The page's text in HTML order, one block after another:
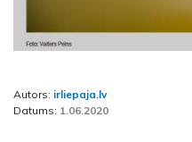
Autors: irliepaja.lv
Datums: 1.06.2020